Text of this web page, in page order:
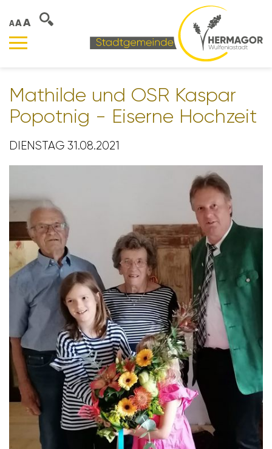
AAA
Mathilde und OSR Kaspar
Popotnig - Eiserne Hoch­zeit
DIENSTAG 31.08.2021